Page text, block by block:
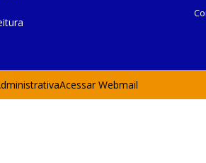
Acessar Webmail